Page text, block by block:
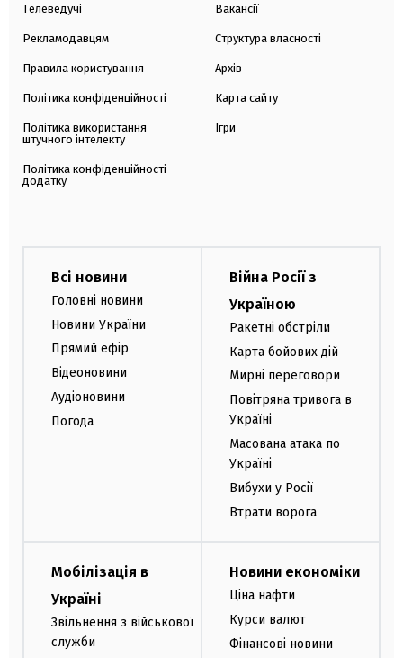
Телеведучі
Рекламодавцям
Правила користування
Політика конфіденційності
Політика використання
штучного інтелекту
Політика конфіденційності
додатку
Вакансії
Структура власності
Архів
Карта сайту
Ігри
Всі новини
Головні новини
Новини України
Прямий ефір
Відеоновини
Аудіоновини
Погода
Війна Росії з
Україною
Ракетні обстріли
Карта бойових дій
Мирні переговори
Повітряна тривога в
Україні
Масована атака по
Україні
Вибухи у Росії
Втрати ворога
Мобілізація в
Україні
Звільнення з військової
служби
Новини економіки
Ціна нафти
Курси валют
Фінансові новини